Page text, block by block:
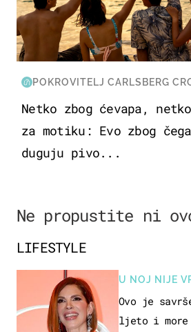
POKROVITELJ CARLSBERG
Netko zbog ćevapa,
za motiku: Evo zbog
duguju pivo...
Ne propustite ni
LIFESTYLE
U NOJ NIJE
Ovo je
ljeto i